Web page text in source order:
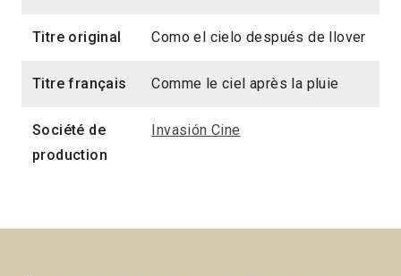
Titre original Como el cielo después de llover
Titre français Comme le ciel après la pluie
Société de
production
Invasión Cine